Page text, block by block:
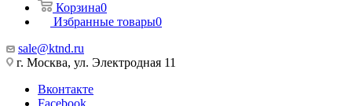
Корзина0
Избранные товары0
sale@ktnd.ru
г. Москва, ул. Электродная 11
Вконтакте
Facebook